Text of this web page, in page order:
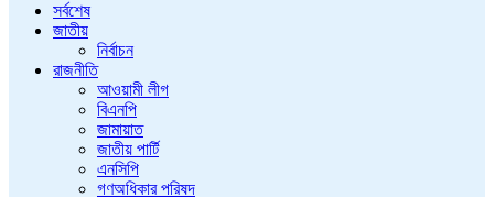
সর্বশেষ
জাতীয়
নির্বাচন
রাজনীতি
আওয়ামী লীগ
বিএনপি
জামায়াত
জাতীয় পার্টি
এনসিপি
গণঅধিকার পরিষদ